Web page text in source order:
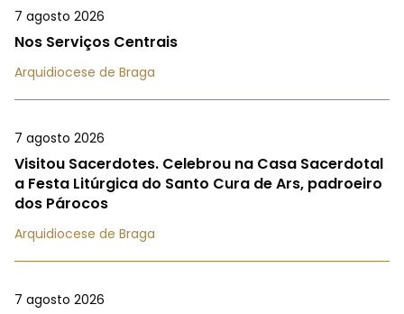
7 agosto 2026
Nos Serviços Centrais
Arquidiocese de Braga
7 agosto 2026
Visitou Sacerdotes. Celebrou na Casa Sacerdotal
a Festa Litúrgica do Santo Cura de Ars, padroeiro
dos Párocos
Arquidiocese de Braga
7 agosto 2026